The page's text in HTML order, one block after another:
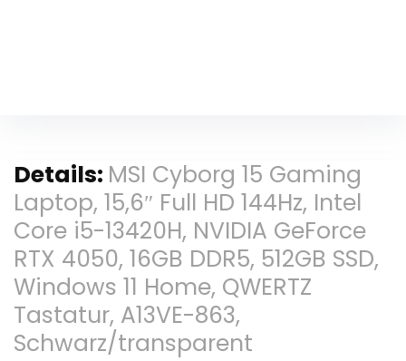
Details: MSI Cyborg 15 Gaming
Laptop, 15,6″ Full HD 144Hz, Intel
Core i5-13420H, NVIDIA GeForce
RTX 4050, 16GB DDR5, 512GB SSD,
Windows 11 Home, QWERTZ
Tastatur, A13VE-863,
Schwarz/transparent